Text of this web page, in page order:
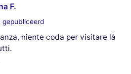
F.
gepubliceerd
niente coda per visitare là